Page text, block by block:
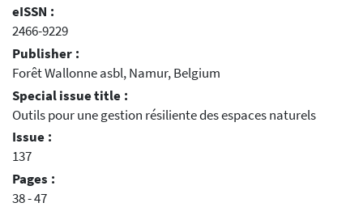
eISSN :
2466-9229
Publisher :
Forêt Wallonne asbl, Namur, Belgium
Special issue title :
Outils pour une gestion résiliente des espaces naturels
Issue :
137
Pages :
38 - 47